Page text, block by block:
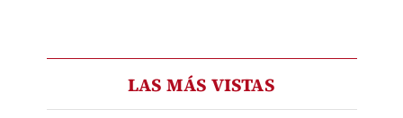
LAS MÁS VISTAS